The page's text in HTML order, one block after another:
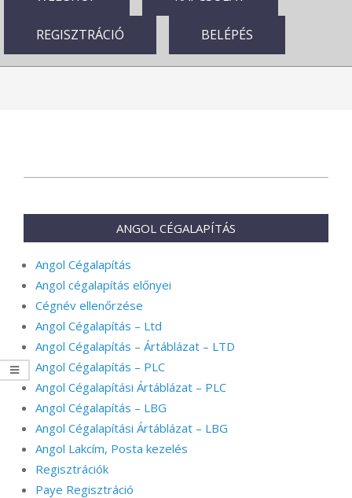
REGISZTRÁCIÓ BELÉPÉS
ANGOL CÉGALAPÍTÁS
Angol Cégalapítás
Angol cégalapítás előnyei
Cégnév ellenőrzése
Angol Cégalapítás – Ltd
Angol Cégalapítás – Ártáblázat – LTD
Angol Cégalapítás – PLC
Angol Cégalapítási Ártáblázat – PLC
Angol Cégalapítás – LBG
Angol Cégalapítási Ártáblázat – LBG
Angol Lakcím, Posta kezelés
Regisztrációk
Paye Regisztráció